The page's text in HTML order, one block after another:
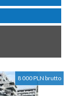
8 000 PLN brutto